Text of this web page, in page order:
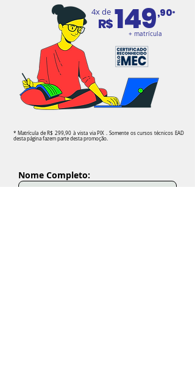
4x de
R$149,90*
+ matrícula
* Matrícula de R$ 299,90 à vista via PIX . Somente os cursos técnicos EAD
desta página fazem parte desta promoção.
Nome Completo: